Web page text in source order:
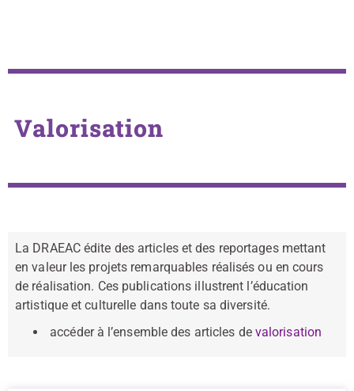
Valorisation
La DRAEAC édite des articles et des reportages mettant
en valeur les projets remarquables réalisés ou en cours
de réalisation. Ces publications illustrent l’éducation
artistique et culturelle dans toute sa diversité.
accéder à l’ensemble des articles de valorisation